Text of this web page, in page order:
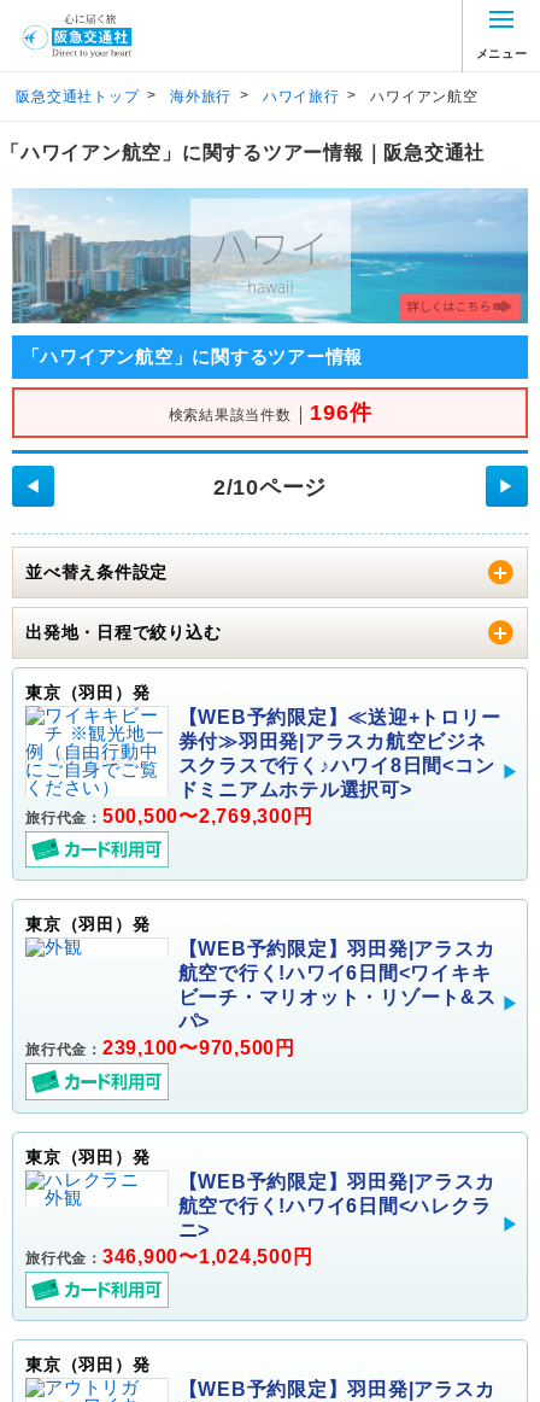
メニュー
阪急交通社トップ > 海外旅行 > ハワイ旅行 > ハワイアン航空
「ハワイアン航空」に関するツアー情報｜阪急交通社
「ハワイアン航空」に関するツアー情報
検索結果該当件数 ｜ 196件
◀ 2/10ページ ▶
並べ替え条件設定
出発地・日程で絞り込む
東京（羽田）発
【WEB予約限定】≪送迎+トロリー
券付≫羽田発|アラスカ航空ビジネ
スクラスで行く♪ハワイ8日間<コン
ドミニアムホテル選択可>
旅行代金： 500,500〜2,769,300円
東京（羽田）発
【WEB予約限定】羽田発|アラスカ
航空で行く!ハワイ6日間<ワイキキ
ビーチ・マリオット・リゾート&ス
パ>
旅行代金： 239,100〜970,500円
東京（羽田）発
【WEB予約限定】羽田発|アラスカ
航空で行く!ハワイ6日間<ハレクラ
ニ>
旅行代金： 346,900〜1,024,500円
東京（羽田）発
【WEB予約限定】羽田発|アラスカ